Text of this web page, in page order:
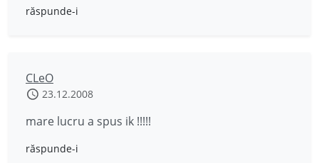
răspunde-i
CLeO
23.12.2008
mare lucru a spus ik !!!!!
răspunde-i